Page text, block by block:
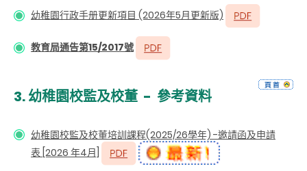
幼稚園行政手册更新項目 (2026年5月更新版)
教育局通告第15/2017號
3.幼稚園校監及校董 - 參考資料
幼稚園校監及校董培訓課程(2025∕26學年) -邀請函及申請
表 [2026 年4月]